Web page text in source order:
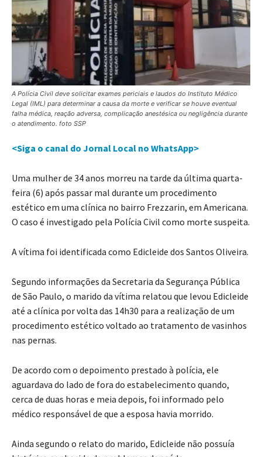
A Polícia Civil deve solicitar exames periciais e laudos do Instituto Médico
Legal (IML) para determinar a causa da morte e verificar se houve eventual
falha médica, reação adversa, complicação anestésica ou negligência durante
o atendimento. foto SSP
<Siga o canal do Jornal Local no WhatsApp>
Uma mulher de 34 anos morreu na tarde da última quarta-
feira (6) após passar mal durante um procedimento
estético em uma clínica no bairro Frezzarin, em Americana.
O caso é investigado pela Polícia Civil como morte suspeita.
A vítima foi identificada como Edicleide dos Santos Oliveira.
Segundo informações da Secretaria da Segurança Pública
de São Paulo, o marido da vítima relatou que levou Edicleide
até a clínica por volta das 14h30 para a realização de um
procedimento estético voltado ao tratamento de vasinhos
nas pernas.
De acordo com o depoimento prestado à polícia, ele
aguardava do lado de fora do estabelecimento quando,
cerca de duas horas e meia depois, foi informado pelo
médico responsável de que a esposa havia morrido.
Ainda segundo o relato do marido, Edicleide não possuía